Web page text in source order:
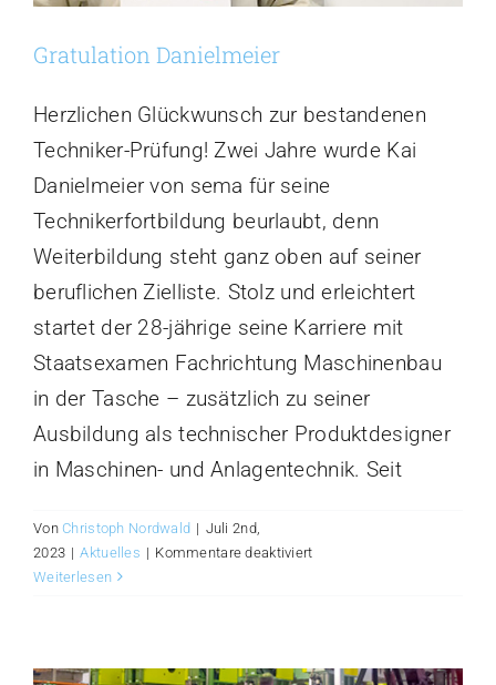
Gratulation Danielmeier
Herzlichen Glückwunsch zur bestandenen
Techniker-Prüfung! Zwei Jahre wurde Kai
Danielmeier von sema für seine
Technikerfortbildung beurlaubt, denn
Weiterbildung steht ganz oben auf seiner
beruflichen Zielliste. Stolz und erleichtert
startet der 28-jährige seine Karriere mit
Staatsexamen Fachrichtung Maschinenbau
in der Tasche – zusätzlich zu seiner
Ausbildung als technischer Produktdesigner
in Maschinen- und Anlagentechnik. Seit
VonChristoph Nordwald | Juli 2nd,
2023 | Aktuelles | Kommentare deaktiviertfür
Weiterlesen